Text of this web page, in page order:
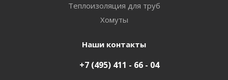
Теплоизоляция для труб
Хомуты
Наши контакты
+7 (495) 411 - 66 - 04